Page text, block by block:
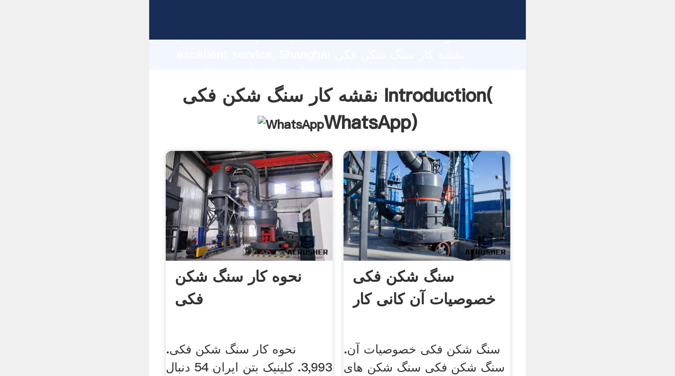
production capability, advanced research strength and
customers.
نقشه کار سنگ شکن فکی Introduction(
WhatsApp)
نحوه کار سنگ شکن
فکی
نحوه کار سنگ شکن فکی.
3,993. کلینیک بتن ایران 54 دنبال‌
سنگ شکن فکی
خصوصیات آن کانی کار
سنگ شکن فکی خصوصیات آن.
سنگ شکن فکی سنگ شکن های